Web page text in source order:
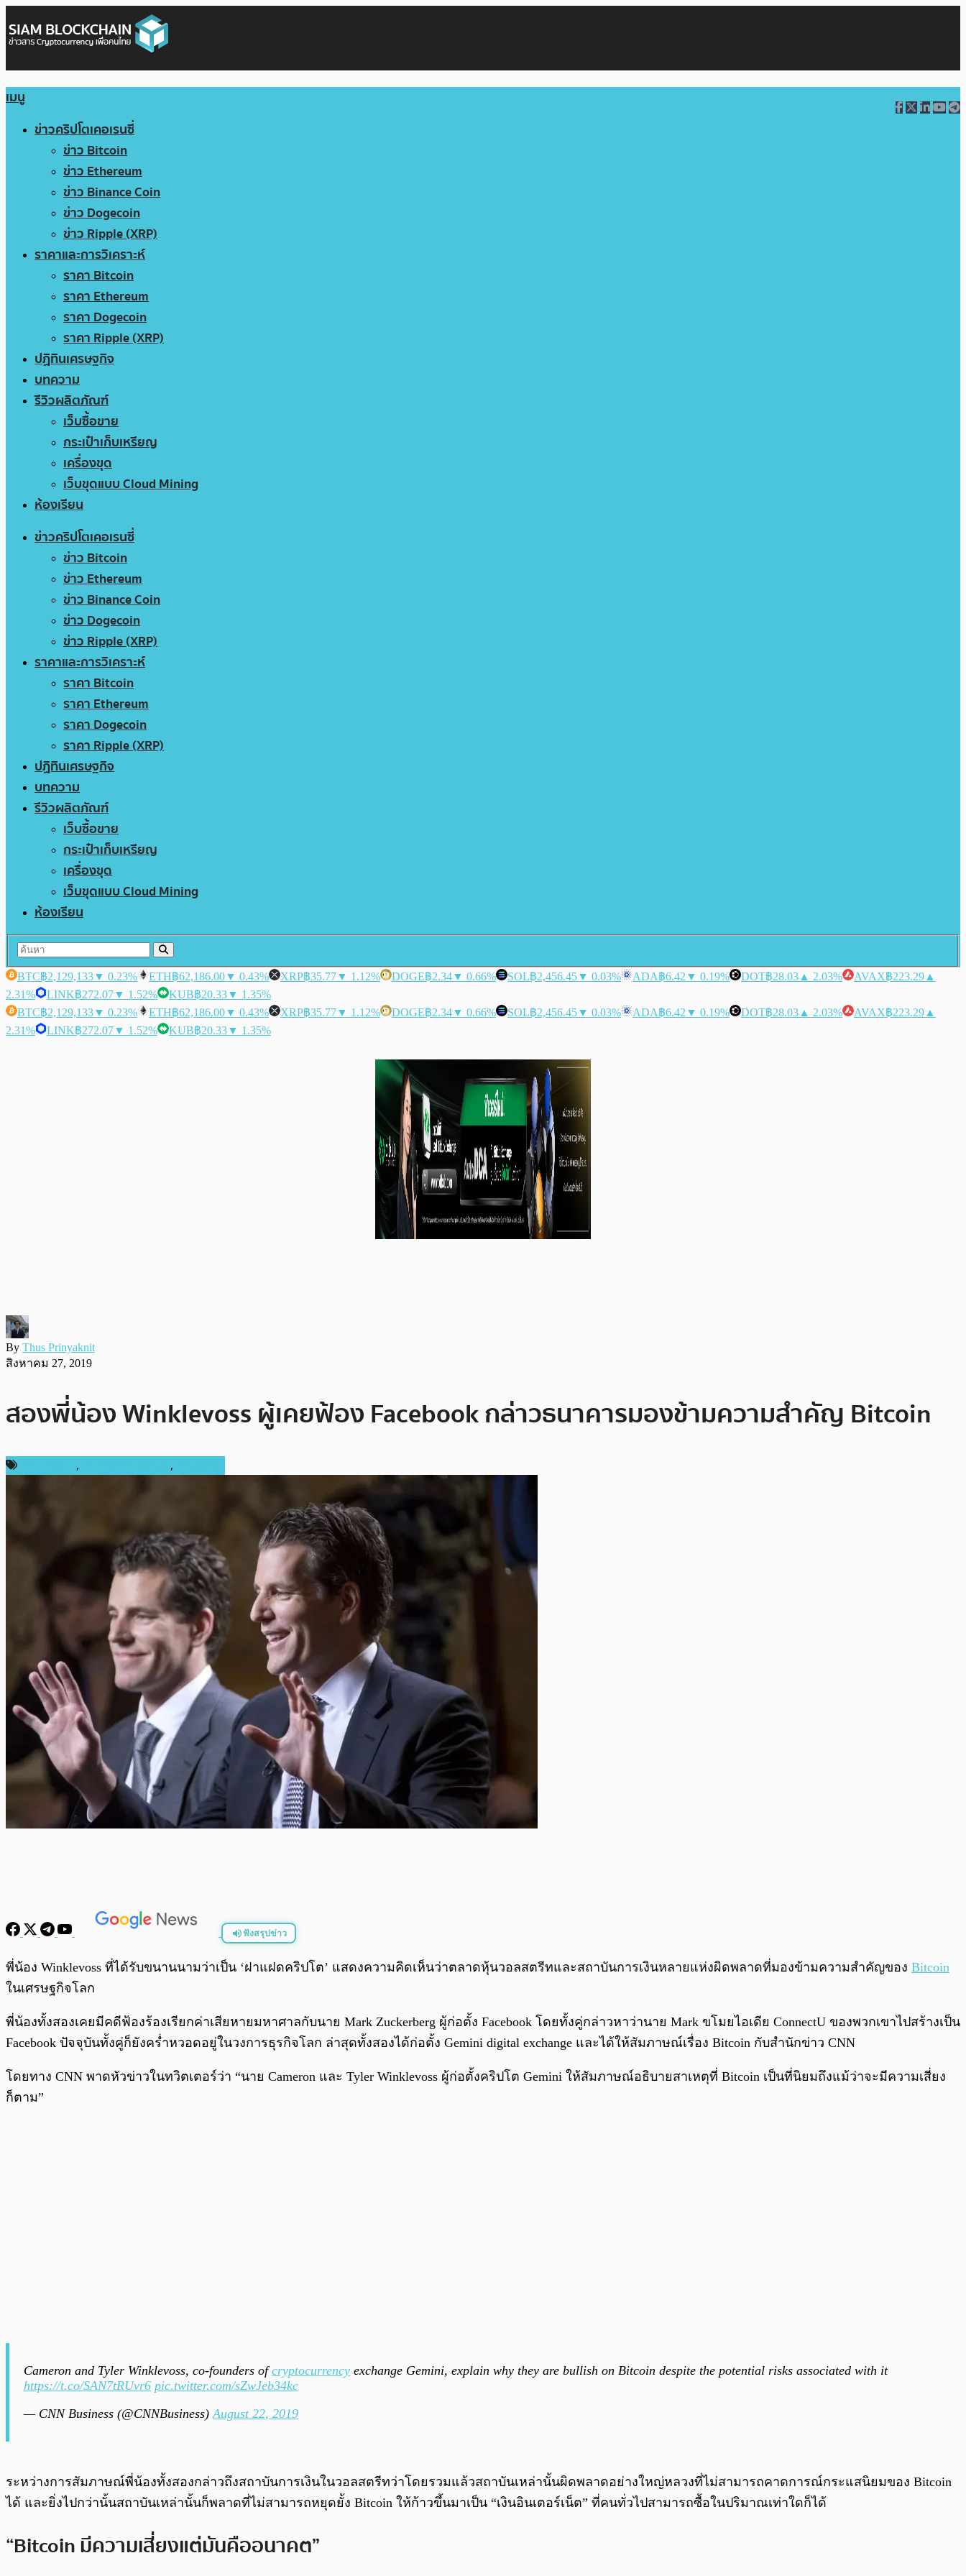
เมนู
ข่าวคริปโตเคอเรนซี่
ข่าว Bitcoin
ข่าว Ethereum
ข่าว Binance Coin
ข่าว Dogecoin
ข่าว Ripple (XRP)
ราคาและการวิเคราะห์
ราคา Bitcoin
ราคา Ethereum
ราคา Dogecoin
ราคา Ripple (XRP)
ปฏิทินเศรษฐกิจ
บทความ
รีวิวผลิตภัณฑ์
เว็บซื้อขาย
กระเป๋าเก็บเหรียญ
เครื่องขุด
เว็บขุดแบบ Cloud Mining
ห้องเรียน
ข่าวคริปโตเคอเรนซี่
ข่าว Bitcoin
ข่าว Ethereum
ข่าว Binance Coin
ข่าว Dogecoin
ข่าว Ripple (XRP)
ราคาและการวิเคราะห์
ราคา Bitcoin
ราคา Ethereum
ราคา Dogecoin
ราคา Ripple (XRP)
ปฏิทินเศรษฐกิจ
บทความ
รีวิวผลิตภัณฑ์
เว็บซื้อขาย
กระเป๋าเก็บเหรียญ
เครื่องขุด
เว็บขุดแบบ Cloud Mining
ห้องเรียน
BTC฿2,129,133▼ 0.23% ETH฿62,186.00▼ 0.43% XRP฿35.77▼ 1.12% DOGE฿2.34▼ 0.66% SOL฿2,456.45▼ 0.03% ADA฿6.42 ▼ 0.19% DOT฿28.03 ▲ 2.03% AVAX฿223.29 ▲
2.31%
LINK฿272.07▼ 1.52% KUB฿20.33▼ 1.35%
BTC฿2,129,133▼ 0.23% ETH฿62,186.00▼ 0.43% XRP฿35.77▼ 1.12% DOGE฿2.34▼ 0.66% SOL฿2,456.45▼ 0.03% ADA฿6.42 ▼ 0.19% DOT฿28.03 ▲ 2.03% AVAX฿223.29 ▲
2.31%
LINK฿272.07▼ 1.52% KUB฿20.33▼ 1.35%
By Thus Prinyaknit
สิงหาคม 27, 2019
สองพี่น้อง Winklevoss ผู้เคยฟ้อง Facebook กล่าวธนาคารมองข้ามความสำคัญ Bitcoin
, ,
ฟังสรุปข่าว
พร้อมเล่น 0:00
พี่น้อง Winklevoss ที่ได้รับขนานนามว่าเป็น ‘ฝาแฝดคริปโต’ แสดงความคิดเห็นว่าตลาดหุ้นวอลสตรีทและสถาบันการเงินหลายแห่งผิดพลาดที่มองข้ามความสำคัญของ Bitcoin
ในเศรษฐกิจโลก
พี่น้องทั้งสองเคยมีคดีฟ้องร้องเรียกค่าเสียหายมหาศาลกับนาย Mark Zuckerberg ผู้ก่อตั้ง Facebook โดยทั้งคู่กล่าวหาว่านาย Mark ขโมยไอเดีย ConnectU ของพวกเขาไปสร้างเป็น
Facebook ปัจจุบันทั้งคู่ก็ยังคร่ำหวอดอยู่ในวงการธุรกิจโลก ล่าสุดทั้งสองได้ก่อตั้ง Gemini digital exchange และได้ให้สัมภาษณ์เรื่อง Bitcoin กับสำนักข่าว CNN
โดยทาง CNN พาดหัวข่าวในทวิตเตอร์ว่า “นาย Cameron และ Tyler Winklevoss ผู้ก่อตั้งคริปโต Gemini ให้สัมภาษณ์อธิบายสาเหตุที่ Bitcoin เป็นที่นิยมถึงแม้ว่าจะมีความเสี่ยง
ก็ตาม”
Cameron and Tyler Winklevoss, co-founders ofcryptocurrency exchange Gemini, explain why they are bullish on Bitcoin despite the potential risks associated with it
https://t.co/SAN7tRUvr6 pic.twitter.com/sZwJeb34kc
— CNN Business (@CNNBusiness)August 22, 2019
ระหว่างการสัมภาษณ์พี่น้องทั้งสองกล่าวถึงสถาบันการเงินในวอลสตรีทว่าโดยรวมแล้วสถาบันเหล่านั้นผิดพลาดอย่างใหญ่หลวงที่ไม่สามารถคาดการณ์กระแสนิยมของ Bitcoin
ได้ และยิ่งไปกว่านั้นสถาบันเหล่านั้นก็พลาดที่ไม่สามารถหยุดยั้ง Bitcoin ให้ก้าวขึ้นมาเป็น “เงินอินเตอร์เน็ต” ที่คนทั่วไปสามารถซื้อในปริมาณเท่าใดก็ได้
“Bitcoin มีความเสี่ยงแต่มันคืออนาคต”